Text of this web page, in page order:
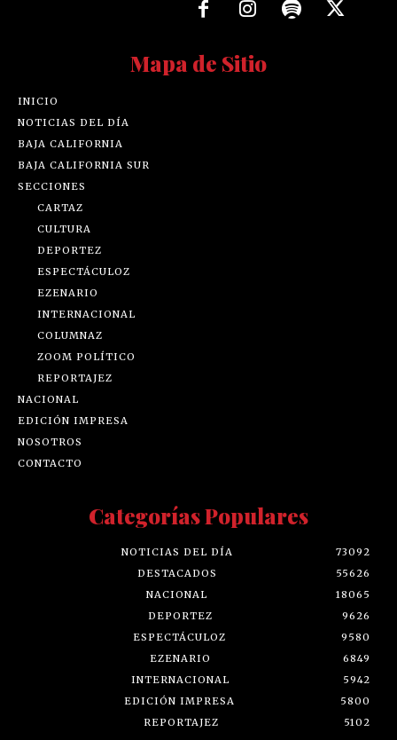
Mapa de Sitio
INICIO
NOTICIAS DEL DÍA
BAJA CALIFORNIA
BAJA CALIFORNIA SUR
SECCIONES
CARTAZ
CULTURA
DEPORTEZ
ESPECTÁCULOZ
EZENARIO
INTERNACIONAL
COLUMNAZ
ZOOM POLÍTICO
REPORTAJEZ
NACIONAL
EDICIÓN IMPRESA
NOSOTROS
CONTACTO
Categorías Populares
NOTICIAS DEL DÍA
73092
DESTACADOS
55626
NACIONAL
18065
DEPORTEZ
9626
ESPECTÁCULOZ
9580
EZENARIO
6849
INTERNACIONAL
5942
EDICIÓN IMPRESA
5800
REPORTAJEZ
5102